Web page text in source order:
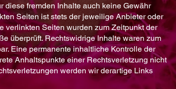
diese fremden Inhalte auch keine Gewähr
Seiten ist stets der jeweilige Anbieter oder
verlinkten Seiten wurden zum Zeitpunkt der
überprüft. Rechtswidrige Inhalte waren zum
Eine permanente inhaltliche Kontrolle der
Anhaltspunkte einer Rechtsverletzung nicht
werden wir derartige Links